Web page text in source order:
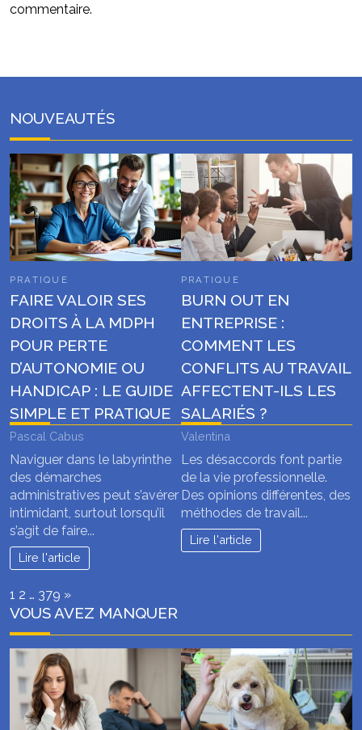
commentaire.
NOUVEAUTÉS
PRATIQUE
FAIRE VALOIR SES
DROITS À LA MDPH
POUR PERTE
D’AUTONOMIE OU
HANDICAP : LE GUIDE
SIMPLE ET PRATIQUE
Pascal Cabus
Naviguer dans le labyrinthe
des démarches
administratives peut s’avérer
intimidant, surtout lorsqu’il
s’agit de faire...
Lire l'article
PRATIQUE
BURN OUT EN
ENTREPRISE :
COMMENT LES
CONFLITS AU TRAVAIL
AFFECTENT-ILS LES
SALARIÉS ?
Valentina
Les désaccords font partie
de la vie professionnelle.
Des opinions différentes, des
méthodes de travail...
Lire l'article
Page:
1 2 … 379 Next
»
VOUS AVEZ MANQUER